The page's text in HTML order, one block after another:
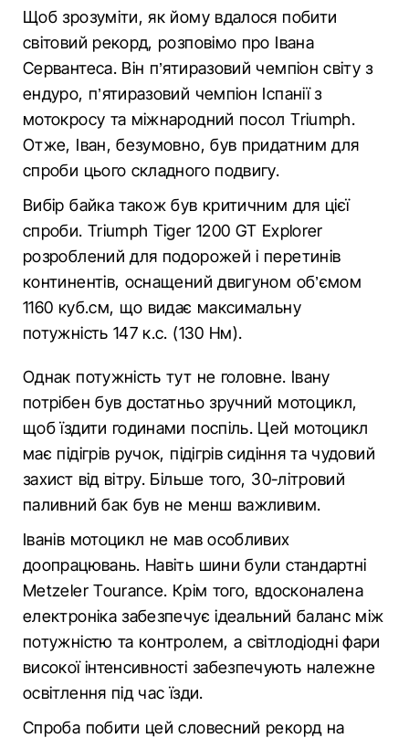
Щоб зрозуміти, як йому вдалося побити
світовий рекорд, розповімо про Івана
Сервантеса. Він п’ятиразовий чемпіон світу з
ендуро, п’ятиразовий чемпіон Іспанії з
мотокросу та міжнародний посол Triumph.
Отже, Іван, безумовно, був придатним для
спроби цього складного подвигу.
Вибір байка також був критичним для цієї
спроби. Triumph Tiger 1200 GT Explorer
розроблений для подорожей і перетинів
континентів, оснащений двигуном об’ємом
1160 куб.см, що видає максимальну
потужність 147 к.с. (130 Нм).
Однак потужність тут не головне. Івану
потрібен був достатньо зручний мотоцикл,
щоб їздити годинами поспіль. Цей мотоцикл
має підігрів ручок, підігрів сидіння та чудовий
захист від вітру. Більше того, 30-літровий
паливний бак був не менш важливим.
Іванів мотоцикл не мав особливих
доопрацювань. Навіть шини були стандартні
Metzeler Tourance. Крім того, вдосконалена
електроніка забезпечує ідеальний баланс між
потужністю та контролем, а світлодіодні фари
високої інтенсивності забезпечують належне
освітлення під час їзди.
Спроба побити цей словесний рекорд на